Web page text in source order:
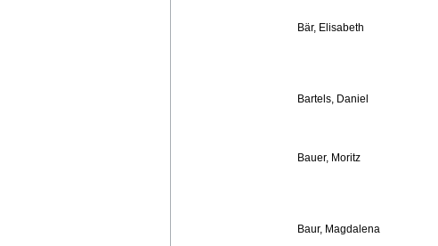
Bär, Elisabeth
Bartels, Daniel
Bauer, Moritz
Baur, Magdalena